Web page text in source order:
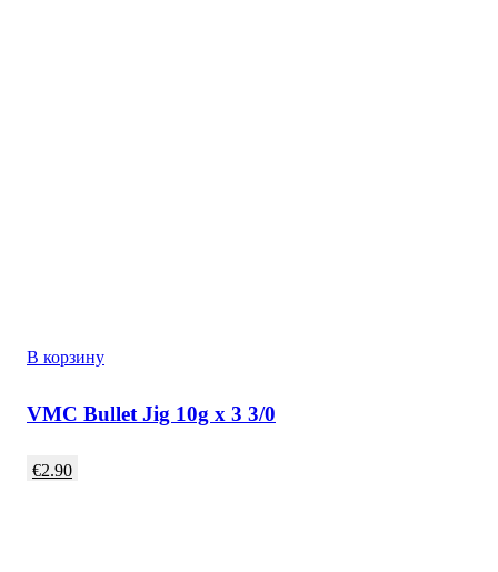
В корзину
VMC Bullet Jig 10g x 3 3/0
€2.90